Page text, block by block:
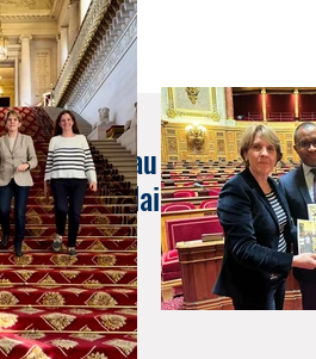
de travail au Lycée
scolaires avec